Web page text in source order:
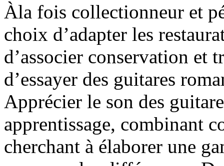
Àla fois collectionneur et
choix d’adapter les
d’associer conservation et
d’essayer des guitares
Apprécier le son des
apprentissage, combinant
cherchant à élaborer une